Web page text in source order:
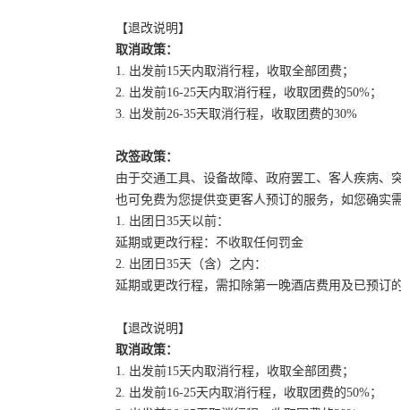
【退改说明】
取消政策：
1. 出发前15天内取消行程，收取全部团费；
2. 出发前16-25天内取消行程，收取团费的50%；
3. 出发前26-35天取消行程，收取团费的30%
改签政策：
由于交通工具、设备故障、政府罢工、客人疾病、
也可免费为您提供变更客人预订的服务，如您确
1. 出团日35天以前：
延期或更改行程：不收取任何罚金
2. 出团日35天（含）之内：
延期或更改行程，需扣除第一晚酒店费用及已预订
【退改说明】
取消政策：
1. 出发前15天内取消行程，收取全部团费；
2. 出发前16-25天内取消行程，收取团费的50%；